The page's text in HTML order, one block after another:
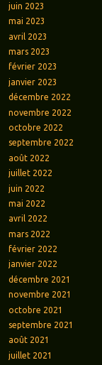
juin 2023
mai 2023
avril 2023
mars 2023
février 2023
janvier 2023
décembre 2022
novembre 2022
octobre 2022
septembre 2022
août 2022
juillet 2022
juin 2022
mai 2022
avril 2022
mars 2022
février 2022
janvier 2022
décembre 2021
novembre 2021
octobre 2021
septembre 2021
août 2021
juillet 2021